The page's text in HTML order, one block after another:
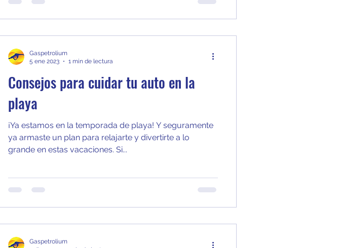
Consejos para cuidar tu auto en la
playa
¡Ya estamos en la temporada de playa! Y seguramente
ya armaste un plan para relajarte y divertirte a lo
grande en estas vacaciones. Si...
Gaspetrolium
5 ene 2023
1 min de lectura
Gaspetrolium